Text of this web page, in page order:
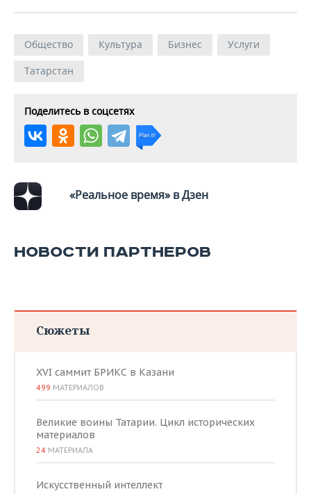
Общество Культура Бизнес
Услуги
Татарстан
Поделитесь в соцсетях
«Реальное время» в Дзен
НОВОСТИ ПАРТНЕРОВ
Сюжеты
XVI саммит БРИКС в Казани
499 МАТЕРИАЛОВ
Великие воины Татарии. Цикл исторических
материалов
24 МАТЕРИАЛА
Искусственный интеллект